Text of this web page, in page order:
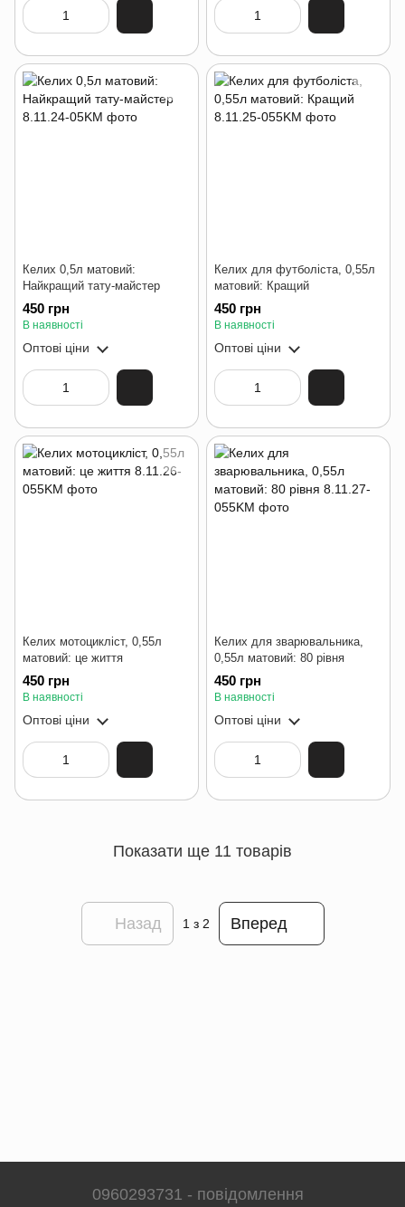
Келих 0,5л матовий:
Найкращий тату-майстер
450 грн
В наявності
Оптові ціни
Келих для футболіста, 0,55л
матовий: Кращий
450 грн
В наявності
Оптові ціни
Келих мотоцикліст, 0,55л
матовий: це життя
450 грн
В наявності
Оптові ціни
Келих для зварювальника,
0,55л матовий: 80 рівня
450 грн
В наявності
Оптові ціни
Показати ще 11 товарів
Назад 1з 2 Вперед
0960293731 - повідомлення